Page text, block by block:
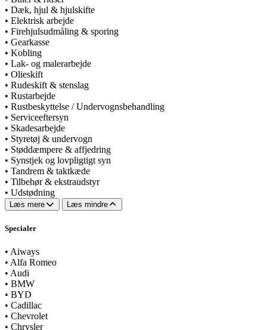
• Dæk, hjul & hjulskifte
• Elektrisk arbejde
• Firehjulsudmåling & sporing
• Gearkasse
• Kobling
• Lak- og malerarbejde
• Olieskift
• Rudeskift & stenslag
• Rustarbejde
• Rustbeskyttelse / Undervognsbehandling
• Serviceeftersyn
• Skadesarbejde
• Styretøj & undervogn
• Støddæmpere & affjedring
• Synstjek og lovpligtigt syn
• Tandrem & taktkæde
• Tilbehør & ekstraudstyr
• Udstødning
Læs mere Læs mindre
Specialer
• Aiways
• Alfa Romeo
• Audi
• BMW
• BYD
• Cadillac
• Chevrolet
• Chrysler